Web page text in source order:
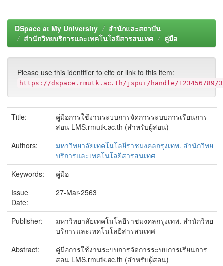
DSpace at My University
สำนักและสถาบัน
สำนักวิทยบริการและเทคโนโลยีสารสนเทศ
คู่มือ
Please use this identifier to cite or link to this item:
https://dspace.rmutk.ac.th/jspui/handle/123456789/
Title:
คู่มือการใช้งานระบบการจัดการระบบการเรียนการ
สอน LMS.rmutk.ac.th (สำหรับผู้สอน)
Authors:
มหาวิทยาลัยเทคโนโลยีราชมงคลกรุงเทพ. สำนักวิทย
บริการและเทคโนโลยีสารสนเทศ
Keywords:
คู่มือ
Issue
Date:
27-Mar-2563
Publisher:
มหาวิทยาลัยเทคโนโลยีราชมงคลกรุงเทพ. สำนักวิทย
บริการและเทคโนโลยีสารสนเทศ
Abstract:
คู่มือการใช้งานระบบการจัดการระบบการเรียนการ
สอน LMS.rmutk.ac.th (สำหรับผู้สอน)